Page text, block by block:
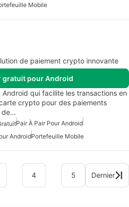
Mobile
de paiement crypto innovante
gratuit pour Android
qui facilite les transactions en
crypto pour des paiements
de…
Pair À Pair Pour Android
AndroidPortefeuille Mobile
4 5 Dernier